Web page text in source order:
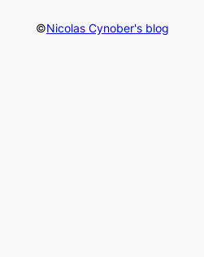
©Nicolas Cynober's blog